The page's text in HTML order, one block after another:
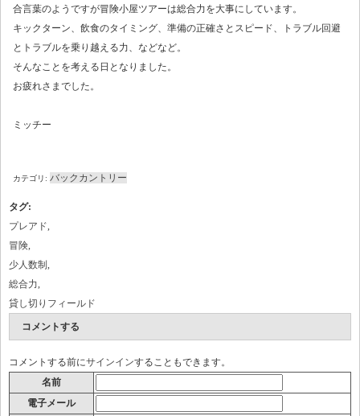
合言葉のようですが冒険小屋ツアーは総合力を大事にしています。
キックターン、飲食のタイミング、準備の正確さとスピード、トラブル回避
とトラブルを乗り越える力、などなど。
そんなことを考える日となりました。
お疲れさまでした。
ミッチー
カテゴリ: バックカントリー
タグ:
プレアド
冒険
少人数制
総合力
貸し切りフィールド
コメントする
コメントする前にサインインすることもできます。
名前
電子メール